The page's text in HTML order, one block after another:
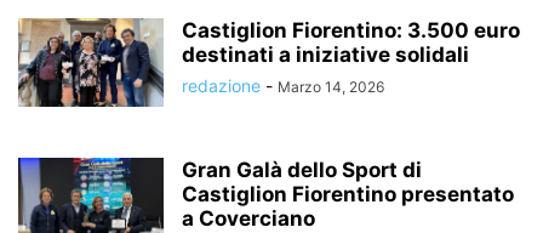
Castiglion Fiorentino: 3.500 euro
destinati a iniziative solidali
redazione - Marzo 14, 2026
Gran Galà dello Sport di
Castiglion Fiorentino presentato
a Coverciano